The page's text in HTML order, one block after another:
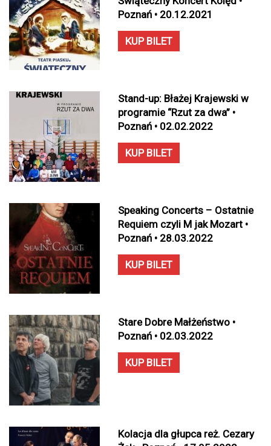
Poznań • 20.12.2021
KUP BILET
Stand-up: Błażej Krajewski w
programie “Rzut za dwa” •
Poznań • 02.02.2022
KUP BILET
Speaking Concerts – Ostatnie
Requiem czyli M jak Mozart •
Poznań • 28.03.2022
KUP BILET
Stare Dobre Małżeństwo •
Poznań • 02.03.2022
KUP BILET
Kolacja dla głupca reż. Cezary